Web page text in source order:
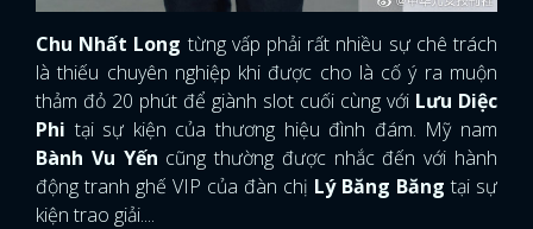
Chu Nhất Long từng vấp phải rất nhiều sự chê trách
là thiếu chuyên nghiệp khi được cho là cố ý ra muộn
thảm đỏ 20 phút để giành slot cuối cùng với Lưu Diệc
Phi tại sự kiện của thương hiệu đình đám. Mỹ nam
Bành Vu Yến cũng thường được nhắc đến với hành
động tranh ghế VIP của đàn chị Lý Băng Băng tại sự
kiện trao giải....